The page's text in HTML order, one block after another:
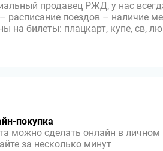
продавец РЖД, у нас
расписание поездов – наличие
на билеты: плацкарт, купе, св,
покупка
можно сделать онлайн в личном
за несколько минут